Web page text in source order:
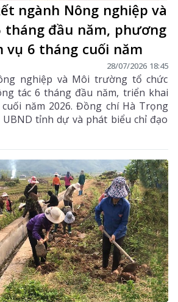
ngành Nông nghiệp và
đầu năm, phương
vụ 6 tháng cuối năm
28/07/2026 18:45
nghiệp và Môi trường tổ chức
tác 6 tháng đầu năm, triển khai
năm 2026. Đồng chí Hà Trọng
tỉnh dự và phát biểu chỉ đạo